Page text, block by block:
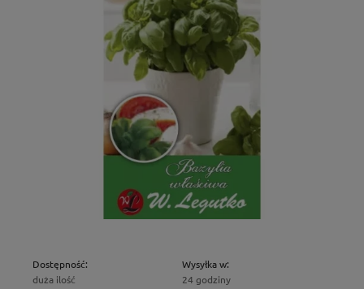
Dostępność:
duża ilość
Wysyłka w:
24 godziny